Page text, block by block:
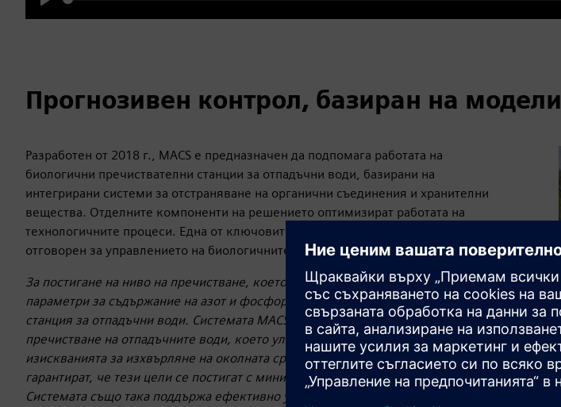
Play
Прогнозивен контрол, базиран на модели
Разработен от 2018 г., MACS е предназначен да подпомага работата на
биологични пречиствателни станции за отпадъчни води, базирани на
интегрирани системи за отстраняване на органични съединения и хранителни
вещества. Отделните компоненти на решението оптимизират работата на
технологичните процеси. Една от ключовите функции се изпълнява от модула,
отговорен за управлението на биологичните реактори.„
За постигане на ниво на пречистване, което отговаря на стандартизирани
параметри за съдържание на азот и фосфор, е необходима пречиствателна
станция за отпадъчни води. Системата MACS оптимизира процеса на
пречистване на отпадъчните води, което улеснява изпълнението на
изискванията за изхвърляне на околната среда. Приложените алгоритми
гарантират, че тези цели се постигат с минимална консумация на енергия.
Системата също така поддържа ефективно управление на биомасата чрез